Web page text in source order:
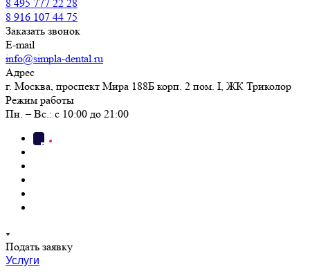
8 495 777 22 28
8 916 107 44 75
Заказать звонок
E-mail
info@simpla-dental.ru
Адрес
г. Москва, проспект Мира 188Б корп. 2 пом. I, ЖК Триколор
Режим работы
Пн. – Вс.: с 10:00 до 21:00
Подать заявку
Услуги